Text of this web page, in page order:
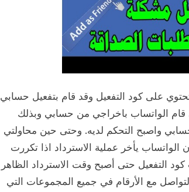
تحتوي على كود التفعيل وقد قام بتفعيل حسابي
قام الواتساب باخراجي من حسابي وبذلك
واصبح التحكم لديه. وحتى حين محاولتي
يأخر عملية الاسترداد اذا تكررت
التفعيل حتى أصبح وقت الاسترداد الظاهر
بالتواصل مع الأرقام في جميع المجموعات التي